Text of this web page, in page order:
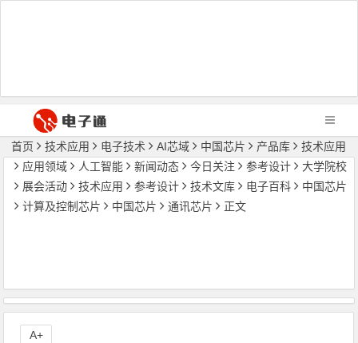
首页 技术应用 电子技术 AI芯域 中国芯片 产品库
技术应用
应用领域
人工智能 新闻动态 今日关注 参考设计
大学院校
展会活动
技术应用 参考设计 技术文库 电子百科
中国芯片
计算及控制芯片
中国芯片 通讯芯片 正文
A+